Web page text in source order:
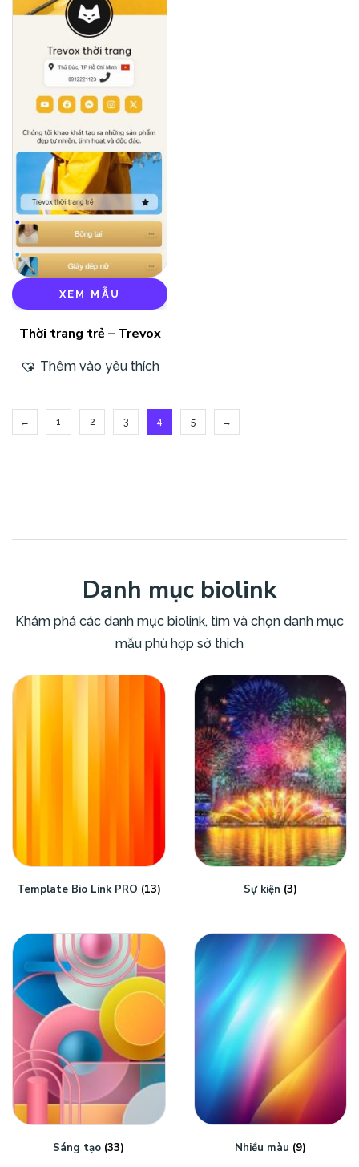
XEM MẪU
Thời trang trẻ – Trevox
Thêm vào yêu thích
← 1 2 3 4 5 →
Danh mục biolink
Khám phá các danh mục biolink, tìm và chọn danh mục
mẫu phù hợp sở thich
Template Bio Link PRO (13) Sự kiện (3)
Sáng tạo (33) Nhiều màu (9)